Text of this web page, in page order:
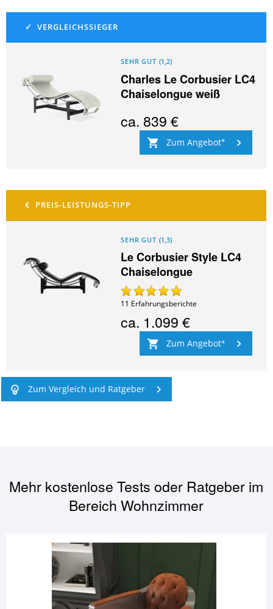
SEHR GUT (1,2)
Charles Le Corbusier LC4
Chaiselongue weiß
ca. 839 €
Zum Angebot
SEHR GUT (1,3)
Le Corbusier Style LC4
Chaiselongue
11 Erfahrungsberichte
ca. 1.099 €
Zum Angebot
Zum Vergleich und Ratgeber
Mehr kostenlose Tests oder Ratgeber im
BereichWohnzimmer